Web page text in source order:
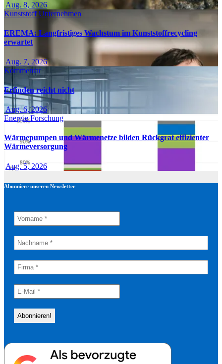
Aug. 8, 2026
KunststoffUnternehmen
EREMA: Langfristiges Wachstum im Kunststoffrecycling
erwartet
Aug. 7, 2026
Kommentar
Erfinden reicht nicht
Aug. 6, 2026
EnergieForschung
Wärmepumpen und Wärmenetze bilden Rückgrat effizienter
Wärmeversorgung
Aug. 5, 2026
Abonniere unseren Newsletter